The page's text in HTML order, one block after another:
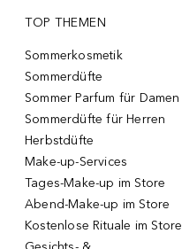
TOP THEMEN
Sommerkosmetik
Sommerdüfte
Sommer Parfum für Damen
Sommerdüfte für Herren
Herbstdüfte
Make-up-Services
Tages-Make-up im Store
Abend-Make-up im Store
Kostenlose Rituale im Store